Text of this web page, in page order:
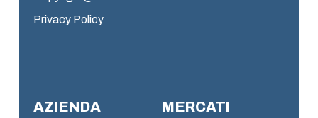
Privacy Policy
AZIENDA MERCATI